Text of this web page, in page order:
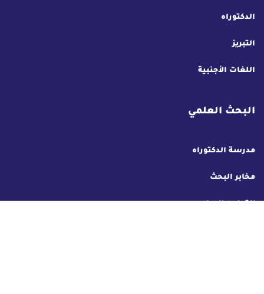
الدكتوراه
التبريز
اللغات الأجنبية
البحث العلمي
مدرسة الدكتوراه
مخابر البحث